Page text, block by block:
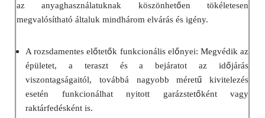
az anyaghasználatuknak köszönhetően tökéletesen
megvalósítható általuk mindhárom elvárás és igény.
A rozsdamentes előtetők funkcionális előnyei: Megvédik az
épületet, a teraszt és a bejáratot az időjárás
viszontagságaitól, továbbá nagyobb méretű kivitelezés
esetén funkcionálhat nyitott garázstetőként vagy
raktárfedésként is.